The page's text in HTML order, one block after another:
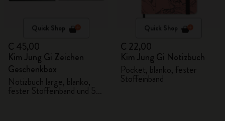
Quick Shop
€ 45,00
Kim Jung Gi Zeichen
Geschenkbox
Notizbuch large, blanko,
fester Stoffeinband und 5
Quick Shop
€ 22,00
Kim Jung Gi Notizbuch
Pocket, blanko, fester
Stoffeinband